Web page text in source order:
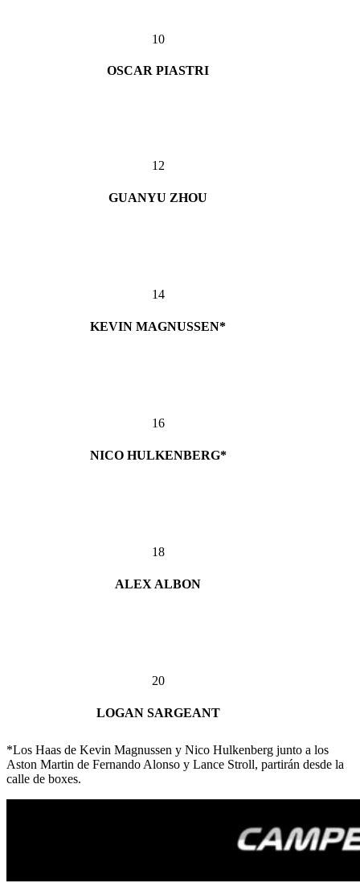
10
OSCAR PIASTRI
12
GUANYU ZHOU
14
KEVIN MAGNUSSEN*
16
NICO HULKENBERG*
18
ALEX ALBON
20
LOGAN SARGEANT
*Los Haas de Kevin Magnussen y Nico Hulkenberg junto a los
Aston Martin de Fernando Alonso y Lance Stroll, partirán desde la
calle de boxes.